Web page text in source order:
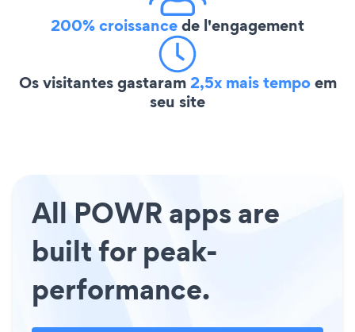
200% croissancede l'engagement
Os visitantes gastaram2,5x mais tempoem
seu site
All POWR apps are
built for peak-
performance.